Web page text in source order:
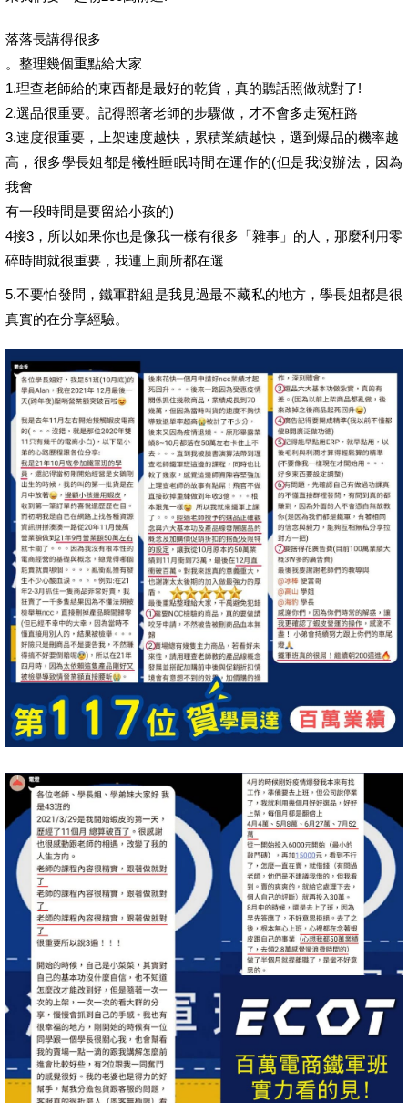
落落長講得很多
。整理幾個重點給大家
1.理查老師給的東西都是最好的乾貨，真的聽話照做就對了!
2.選品很重要。記得照著老師的步驟做，才不會多走冤枉路
3.速度很重要，上架速度越快，累積業績越快，選到爆品的機率越
高，很多學長姐都是犧牲睡眠時間在運作的(但是我沒辦法，因為
我會
有一段時間是要留給小孩的)
4接3，所以如果你也是像我一樣有很多「雜事」的人，那麼利用零
碎時間就很重要，我連上廁所都在選
5.不要怕發問，鐵軍群組是我見過最不藏私的地方，學長姐都是很
真實的在分享經驗。